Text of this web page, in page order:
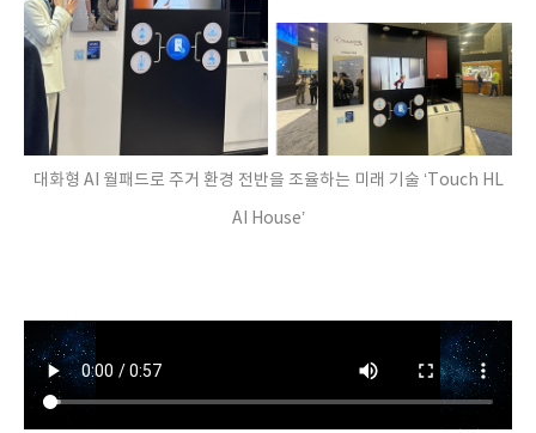
대화형 AI 월패드로 주거 환경 전반을 조율하는 미래 기술 ‘Touch HL
AI House’